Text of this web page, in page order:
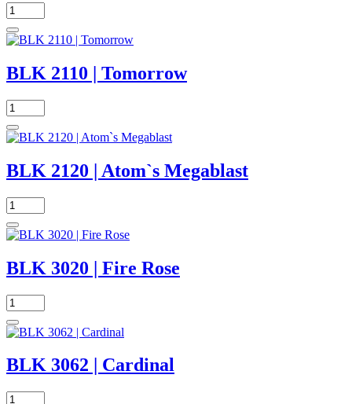
BLK 2110 | Tomorrow
BLK 2120 | Atom`s Megablast
BLK 3020 | Fire Rose
BLK 3062 | Cardinal